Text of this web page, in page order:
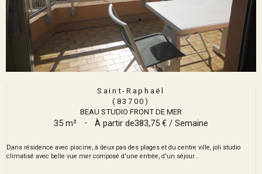
Saint-Raphaël
(83700)
BEAU STUDIO FRONT DE MER
35 m² - À partir de383,75 € / Semaine
Dans résidence avec piscine, à deux pas des plages et du centre ville, joli studio
climatisé avec belle vue mer composé d'une entrée, d'un séjour...